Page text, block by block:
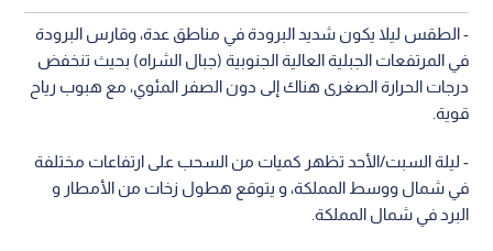
- الطقس ليلا يكون شديد البرودة في مناطق عدة، وقارس البرودة
في المرتفعات الجبلية العالية الجنوبية (جبال الشراه) بحيث تنخفض
درجات الحرارة الصغرى هناك إلى دون الصفر المئوي، مع هبوب رياح
قوية.
- ليلة السبت/الأحد تظهر كميات من السحب على ارتفاعات مختلفة
في شمال ووسط المملكة، و يتوقع هطول زخات من الأمطار و
البرد في شمال المملكة.